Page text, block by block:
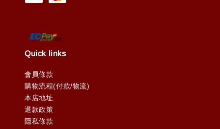
Quick links
會員條款
購物流程(付款/物流)
本店地址
退款政策
隱私條款